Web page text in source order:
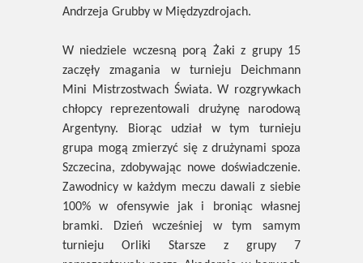
Andrzeja Grubby w Międzyzdrojach.
W niedziele wczesną porą Żaki z grupy 15
zaczęły zmagania w turnieju Deichmann
Mini Mistrzostwach Świata. W rozgrywkach
chłopcy reprezentowali drużynę narodową
Argentyny. Biorąc udział w tym turnieju
grupa mogą zmierzyć się z drużynami spoza
Szczecina, zdobywając nowe doświadczenie.
Zawodnicy w każdym meczu dawali z siebie
100% w ofensywie jak i broniąc własnej
bramki. Dzień wcześniej w tym samym
turnieju Orliki Starsze z grupy 7